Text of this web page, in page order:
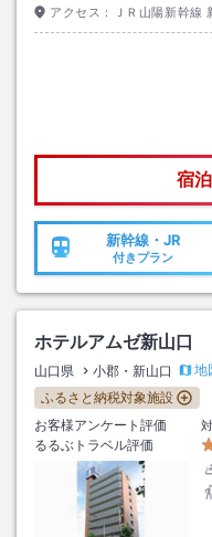
アクセス： ＪＲ山陽新幹
宿
新幹線・JR
付きプラン
ホテルアムゼ新山口
山口県 小郡・新山口
地
ふるさと納税対象施設
お客様アンケート評価
るるぶトラベル評価